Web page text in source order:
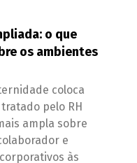
o que
os ambientes
coloca
pelo RH
ampla sobre
e
às